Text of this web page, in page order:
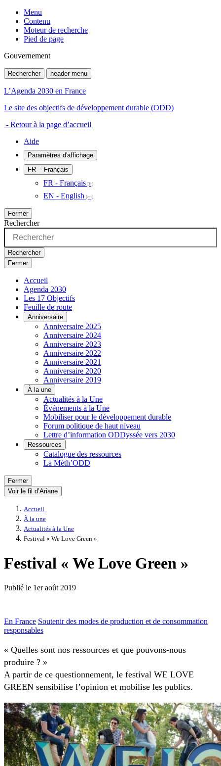
Menu
Contenu
Moteur de recherche
Pied de page
Gouvernement
Rechercher header menu
L’Agenda 2030 en France
Le site des objectifs de développement durable (ODD)
- Retour à la page d’accueil
Aide
Paramètres d'affichage
FR - Français
FR - Français
EN - English
Fermer
Rechercher
Rechercher
Fermer
Accueil
Agenda 2030
Les 17 Objectifs
Feuille de route
Anniversaire
Anniversaire 2025
Anniversaire 2024
Anniversaire 2023
Anniversaire 2022
Anniversaire 2021
Anniversaire 2020
Anniversaire 2019
À la une
Actualités à la Une
Événements à la Une
Mobiliser pour le développement durable
Forum politique de haut niveau
Lettre d’information ODDyssée vers 2030
Ressources
Catalogue des ressources
La Méth’ODD
Fermer
Voir le fil d’Ariane
Accueil
À la une
Actualités à la Une
Festival « We Love Green »
Festival « We Love Green »
Publié le 1er août 2019
En France Soutenir des modes de production et de consommation
responsables
« Quelles sont nos ressources et que pouvons-nous
produire ? »
A partir de ce questionnement, le festival WE LOVE
GREEN sensibilise l’opinion et mobilise les publics.